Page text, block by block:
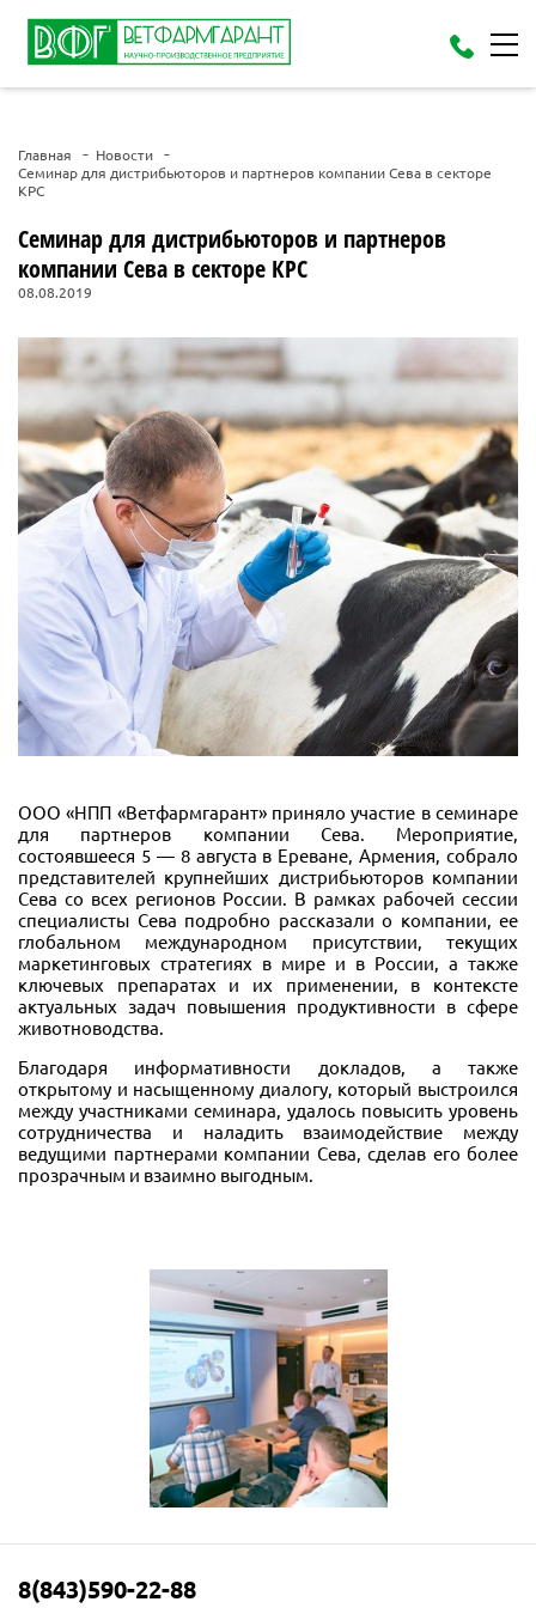
Главная
Новости
Семинар для дистрибьюторов и партнеров компании Сева в секторе
КРС
Семинар для дистрибьюторов и партнеров
компании Сева в секторе КРС
08.08.2019
ООО «НПП «Ветфармгарант» приняло участие в семинаре
для партнеров компании Сева. Мероприятие,
состоявшееся 5 — 8 августа в Ереване, Армения, собрало
представителей крупнейших дистрибьюторов компании
Сева со всех регионов России. В рамках рабочей сессии
специалисты Сева подробно рассказали о компании, ее
глобальном международном присутствии, текущих
маркетинговых стратегиях в мире и в России, а также
ключевых препаратах и их применении, в контексте
актуальных задач повышения продуктивности в сфере
животноводства.
Благодаря информативности докладов, а также
открытому и насыщенному диалогу, который выстроился
между участниками семинара, удалось повысить уровень
сотрудничества и наладить взаимодействие между
ведущими партнерами компании Сева, сделав его более
прозрачным и взаимно выгодным.
8(843)590-22-88